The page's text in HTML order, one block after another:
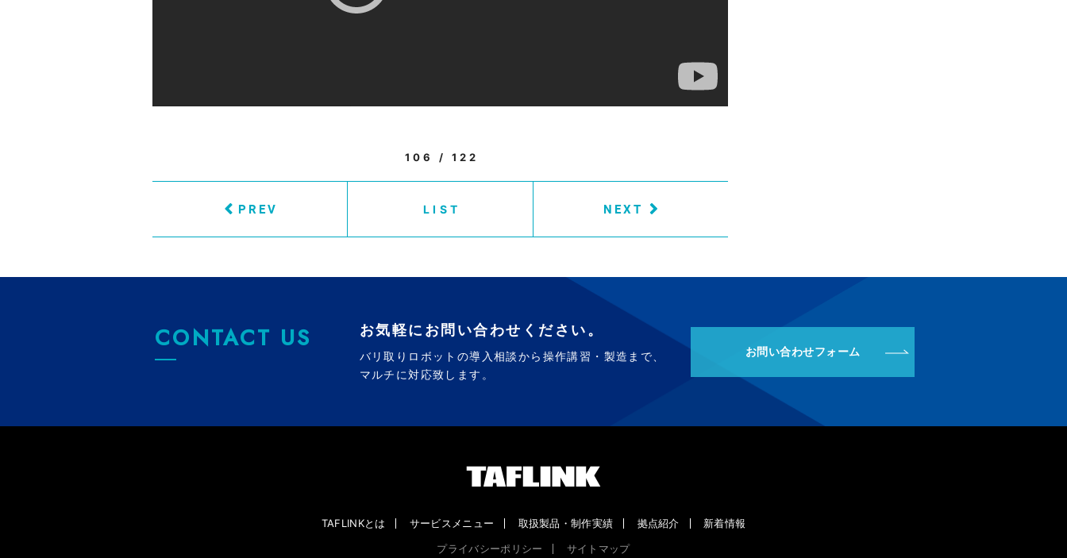
106 / 122
PREV LIST NEXT
CONTACT US お気軽にお問い合わせください。
バリ取りロボットの導入相談から操作講習・製造まで、
マルチに対応致します。
お問い合わせフォーム
TAFLINKとは サービスメニュー 取扱製品・制作実績 拠点紹介
新着情報
プライバシーポリシー
サイトマップ